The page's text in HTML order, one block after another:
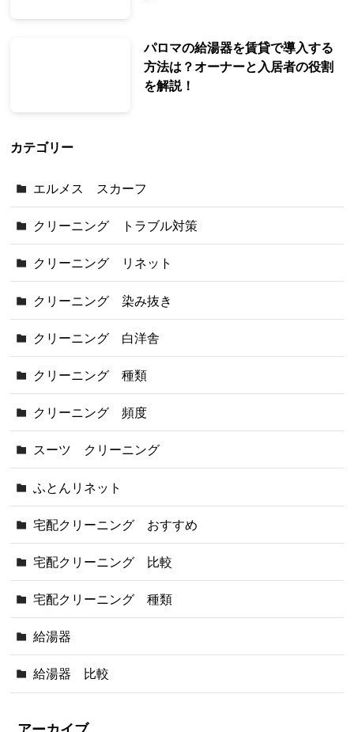
パロマの給湯器を賃貸で導入する
方法は？オーナーと入居者の役割
を解説！
カテゴリー
エルメス スカーフ
クリーニング トラブル対策
クリーニング リネット
クリーニング 染み抜き
クリーニング 白洋舎
クリーニング 種類
クリーニング 頻度
スーツ クリーニング
ふとんリネット
宅配クリーニング おすすめ
宅配クリーニング 比較
宅配クリーニング 種類
給湯器
給湯器 比較